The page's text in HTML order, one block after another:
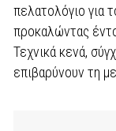
πελατολόγιο για
προκαλώντας
Τεχνικά κενά,
επιβαρύνουν τη